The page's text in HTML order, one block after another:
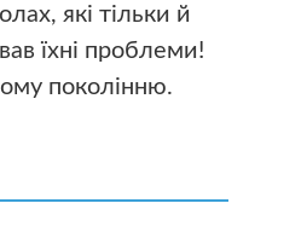
які тільки й
їхні проблеми!
поколінню.